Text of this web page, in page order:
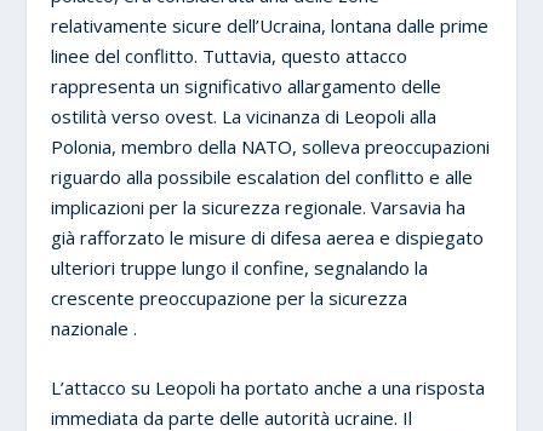
relativamente sicure dell’Ucraina, lontana dalle prime
linee del conflitto. Tuttavia, questo attacco
rappresenta un significativo allargamento delle
ostilità verso ovest. La vicinanza di Leopoli alla
Polonia, membro della NATO, solleva preoccupazioni
riguardo alla possibile escalation del conflitto e alle
implicazioni per la sicurezza regionale. Varsavia ha
già rafforzato le misure di difesa aerea e dispiegato
ulteriori truppe lungo il confine, segnalando la
crescente preoccupazione per la sicurezza
nazionale .
L’attacco su Leopoli ha portato anche a una risposta
immediata da parte delle autorità ucraine. Il